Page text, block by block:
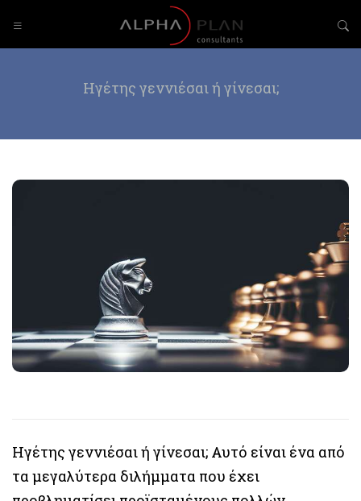
Ηγέτης γεννιέσαι ή γίνεσαι;
Ηγέτης γεννιέσαι ή γίνεσαι; Αυτό είναι ένα από
τα μεγαλύτερα διλήμματα που έχει